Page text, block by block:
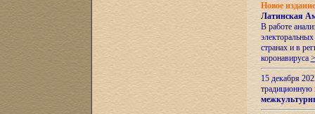
Новое
Латинская
В работе
странах и в
коронавируса
15 декабря